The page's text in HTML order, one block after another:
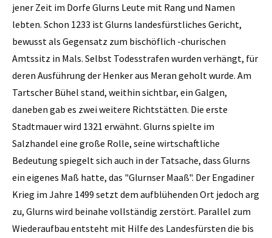
jener Zeit im Dorfe Glurns Leute mit Rang und Namen
lebten. Schon 1233 ist Glurns landesfürstliches Gericht,
bewusst als Gegensatz zum bischöflich -churischen
Amtssitz in Mals. Selbst Todesstrafen wurden verhängt, für
deren Ausführung der Henker aus Meran geholt wurde. Am
Tartscher Bühel stand, weithin sichtbar, ein Galgen,
daneben gab es zwei weitere Richtstätten. Die erste
Stadtmauer wird 1321 erwähnt. Glurns spielte im
Salzhandel eine große Rolle, seine wirtschaftliche
Bedeutung spiegelt sich auch in der Tatsache, dass Glurns
ein eigenes Maß hatte, das "Glurnser Maaß". Der Engadiner
Krieg im Jahre 1499 setzt dem aufblühenden Ort jedoch arg
zu, Glurns wird beinahe vollständig zerstört. Parallel zum
Wiederaufbau entsteht mit Hilfe des Landesfürsten die bis